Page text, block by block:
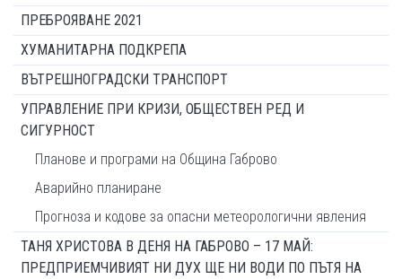
ПРЕБРОЯВАНЕ 2021
ХУМАНИТАРНА ПОДКРЕПА
ВЪТРЕШНОГРАДСКИ ТРАНСПОРТ
УПРАВЛЕНИЕ ПРИ КРИЗИ, ОБЩЕСТВЕН РЕД И
СИГУРНОСТ
Планове и програми на Община Габрово
Аварийно планиране
Прогноза и кодове за опасни метеорологични явления
ТАНЯ ХРИСТОВА В ДЕНЯ НА ГАБРОВО – 17 МАЙ:
ПРЕДПРИЕМЧИВИЯТ НИ ДУХ ЩЕ НИ ВОДИ ПО ПЪТЯ НА